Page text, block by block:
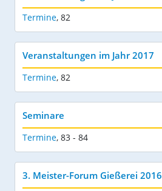
Termine, 82
Veranstaltungen im Jahr 2017
Termine, 82
Seminare
Termine, 83 - 84
3. Meister-Forum Gießerei 2016